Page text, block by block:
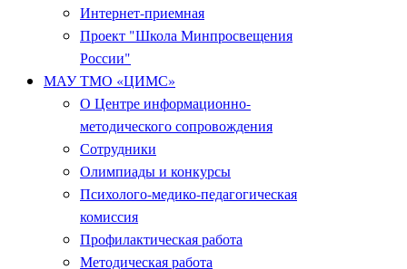
Интернет-приемная
Проект "Школа Минпросвещения
России"
МАУ ТМО «ЦИМС»
О Центре информационно-
методического сопровождения
Сотрудники
Олимпиады и конкурсы
Психолого-медико-педагогическая
комиссия
Профилактическая работа
Методическая работа